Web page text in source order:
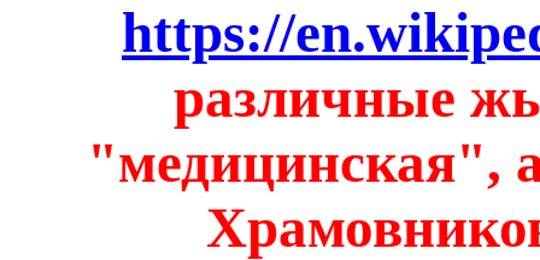
https://
различные
"медицинская",